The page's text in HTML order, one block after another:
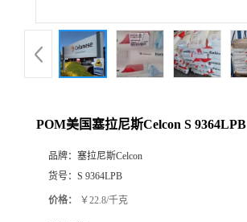
POM美国塞拉尼斯Celcon S 9364LPB
品牌： 塞拉尼斯Celcon
货号： S 9364LPB
价格： ￥22.8/千克